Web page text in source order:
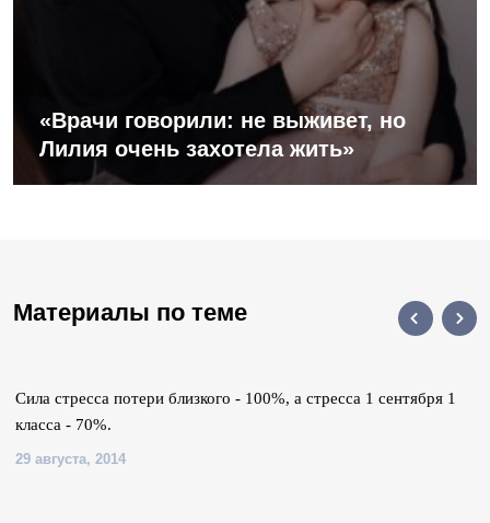
«Врачи говорили: не выживет, но
Лилия очень захотела жить»
Материалы по теме
Сила стресса потери близкого - 100%, а стресса 1 сентября 1
класса - 70%.
29 августа, 2014